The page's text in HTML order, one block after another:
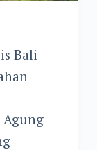
Bali
Agung